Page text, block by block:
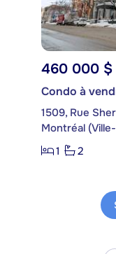
460 000 $
Condo à
1509, Rue
Montréal
1
2